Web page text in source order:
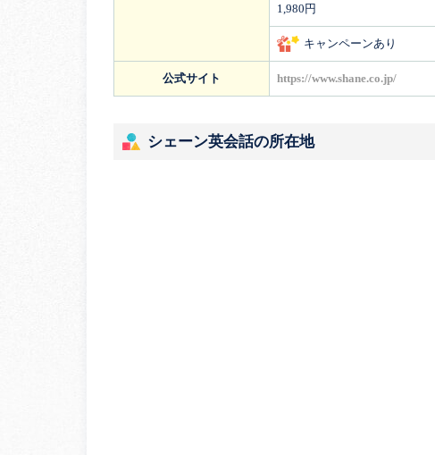
1,980円
キャンペーンあり
公式サイト https://www.shane.co.jp/
シェーン英会話の所在地